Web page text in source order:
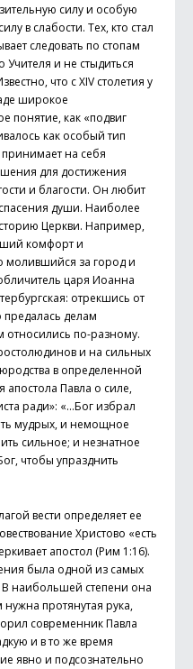
силу и особую
в слабости. Тех, кто стал
следовать по стопам
Учителя и не стыдиться
что с XIV столетия у
широкое
понятие, как «подвиг
как особый тип
на себя
для достижения
и благости. Он любит
души. Наиболее
Церкви. Например,
комфорт и
молившийся за город и
царя Иоанна
отрекшись от
предалась делам
по-разному.
и на сильных
в определенной
апостола Павла о силе,
ради»: «…Бог избрал
мудрых, и немощное
сильное; и незнатное
чтобы упразднить
вести определяет ее
Христово «есть
апостол (Рим 1:16).
была одной из самых
наибольшей степени она
протянутая рука,
современник Павла
и в то же время
явно и подсознательно